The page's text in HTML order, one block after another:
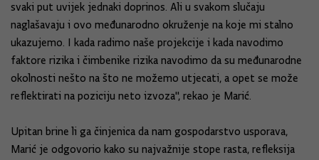
svaki put uvijek jednaki doprinos. Ali u svakom slučaju
naglašavaju i ovo međunarodno okruženje na koje mi stalno
ukazujemo. I kada radimo naše projekcije i kada navodimo
faktore rizika i čimbenike rizika navodimo da su međunarodne
okolnosti nešto na što ne možemo utjecati, a opet se može
reflektirati na poziciju neto izvoza", rekao je Marić.
Upitan brine li ga činjenica da nam gospodarstvo usporava,
Marić je odgovorio kako su najvažnije stope rasta, refleksija